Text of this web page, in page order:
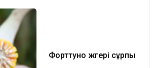
Форттуно жүгері сұрпы